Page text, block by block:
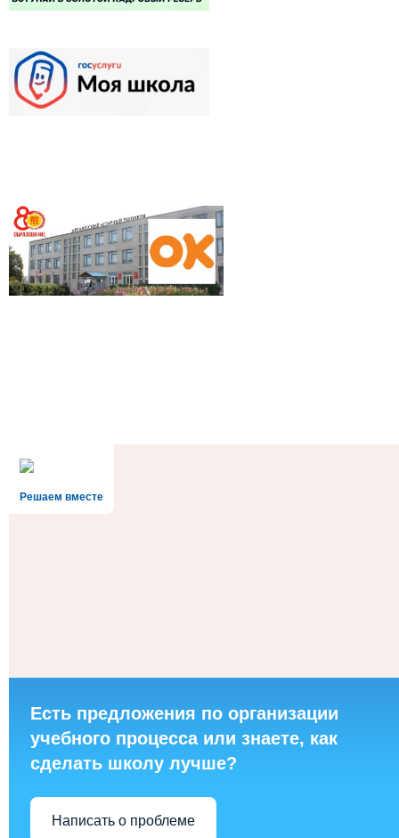
Решаем вместе
Есть предложения по организации
учебного процесса или знаете, как
сделать школу лучше?
Написать о проблеме